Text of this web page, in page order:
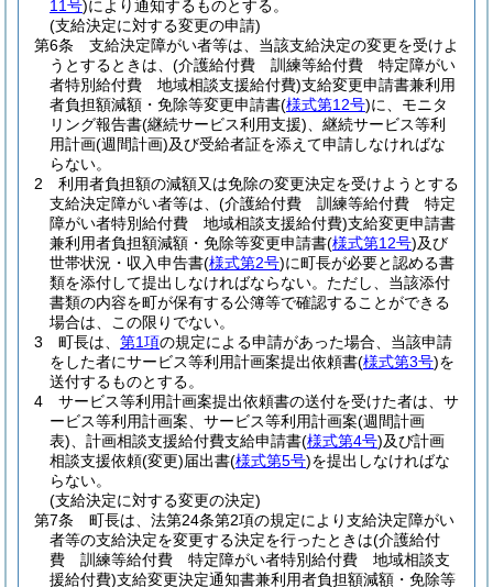
11号)により通知するものとする。
(支給決定に対する変更の申請)
第6条
支給決定障がい者等は、当該支給決定の変更を受けよ
うとするときは、 (介護給付費 訓練等給付費 特定障がい
者特別給付費 地域相談支援給付費)支給変更申請書兼利用
者負担額減額・免除等変更申請書(様式第12号)に、モニタ
リング報告書(継続サービス利用支援) 、継続サービス等利
用計画(週間計画)及び受給者証を添えて申請しなければな
らない。
2
利用者負担額の減額又は免除の変更決定を受けようとする
支給決定障がい者等は、 (介護給付費 訓練等給付費 特定
障がい者特別給付費 地域相談支援給付費)支給変更申請書
兼利用者負担額減額・免除等変更申請書(様式第12号)及び
世帯状況・収入申告書(様式第2号)に町長が必要と認める書
類を添付して提出しなければならない。 ただし、当該添付
書類の内容を町が保有する公簿等で確認することができる
場合は、この限りでない。
3
町長は、 第1項の規定による申請があった場合、当該申請
をした者にサービス等利用計画案提出依頼書(様式第3号)を
送付するものとする。
4
サービス等利用計画案提出依頼書の送付を受けた者は、サ
ービス等利用計画案、サービス等利用計画案(週間計画
表) 、計画相談支援給付費支給申請書(様式第4号)及び計画
相談支援依頼(変更)届出書(様式第5号)を提出しなければな
らない。
(支給決定に対する変更の決定)
第7条
町長は、法第24条第2項の規定により支給決定障がい
者等の支給決定を変更する決定を行ったときは(介護給付
費 訓練等給付費 特定障がい者特別給付費 地域相談支
援給付費)支給変更決定通知書兼利用者負担額減額・免除等